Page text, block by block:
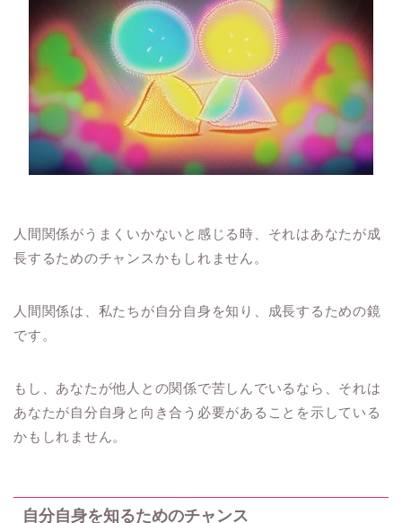
人間関係がうまくいかないと感じる時、それはあなたが成
長するためのチャンスかもしれません。
人間関係は、私たちが自分自身を知り、成長するための鏡
です。
もし、あなたが他人との関係で苦しんでいるなら、それは
あなたが自分自身と向き合う必要があることを示している
かもしれません。
自分自身を知るためのチャンス